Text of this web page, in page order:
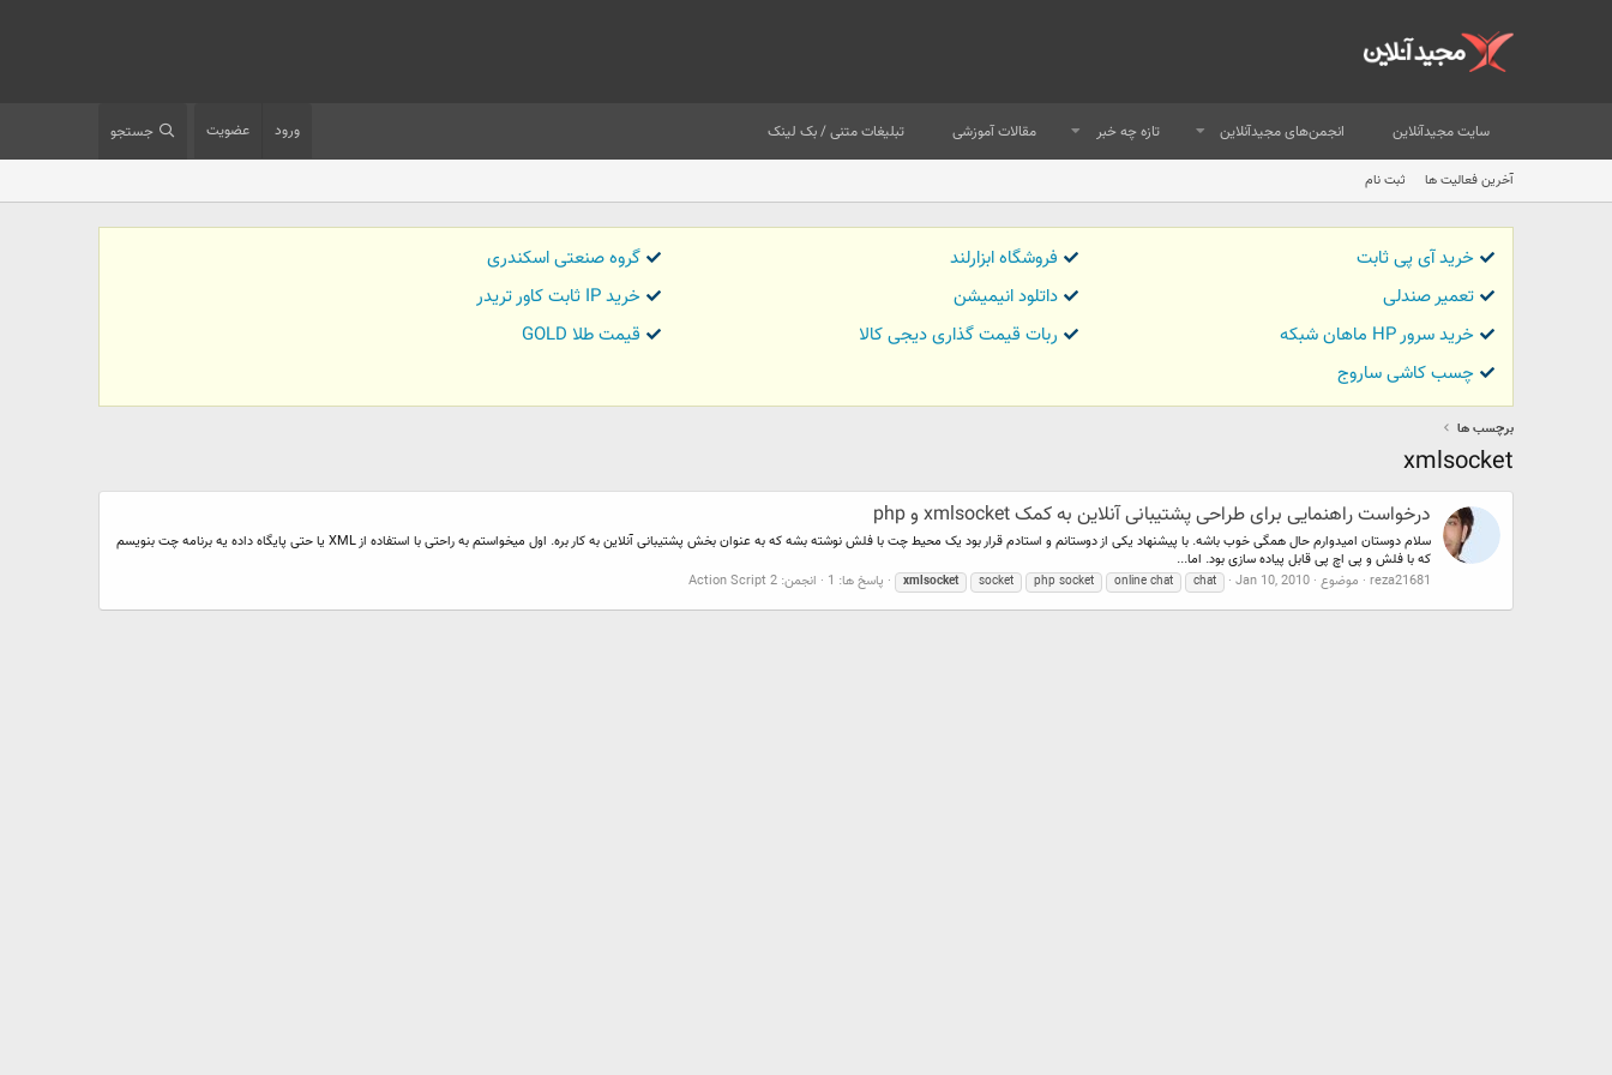
سایت مجیدآنلاین انجمن‌های مجیدآنلاین تازه چه خبر مقالات آموزشی تبلیغات متنی / بک لینک ورود عضویت جستجو
آخرین فعالیت ها ثبت نام
خرید آی پی ثابت فروشگاه ابزارلند
گروه صنعتی اسکندری
تعمیر صندلی
داتلود انیمیشن
خرید IP ثابت کاور تریدر
خرید سرور HP ماهان شبکه
ربات قیمت گذاری دیجی کالا
قیمت طلا GOLD
چسب کاشی ساروج
برچسب ها
xmlsocket
درخواست راهنمایی برای طراحی پشتیبانی آنلاین به کمک xmlsocket و php
سلام دوستان امیدوارم حال همگی خوب باشه. با پیشنهاد یکی از دوستانم و استادم قرار بود یک محیط چت با فلش نوشته بشه که به عنوان بخش پشتیبانی آنلاین به کار بره. اول میخواستم به راحتی با استفاده از XML یا حتی پایگاه داده یه برنامه چت بنویسم
که با فلش و پی اچ پی قابل پیاده سازی بود. اما...
reza21681 موضوع Jan 10, 2010
chat
online chat
php socket
socket
xmlsocket پاسخ ها: 1 انجمن: Action Script 2